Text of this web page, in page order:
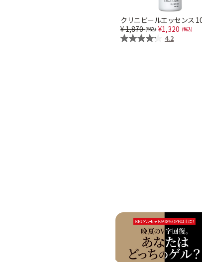
クリニピールエッセンス
Price reduced from
1,870to 1,320
4.2